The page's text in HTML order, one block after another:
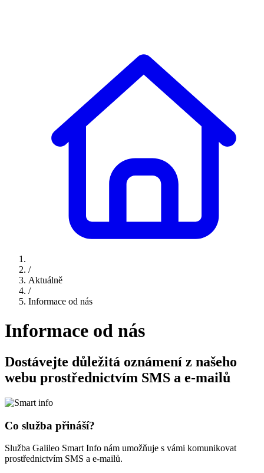
/
Aktuálně
/
Informace od nás
Informace od nás
Dostávejte důležitá oznámení z našeho
webu prostřednictvím SMS a e-mailů
Co služba přináší?
Služba Galileo Smart Info nám umožňuje s vámi komunikovat
prostřednictvím SMS a e-mailů.